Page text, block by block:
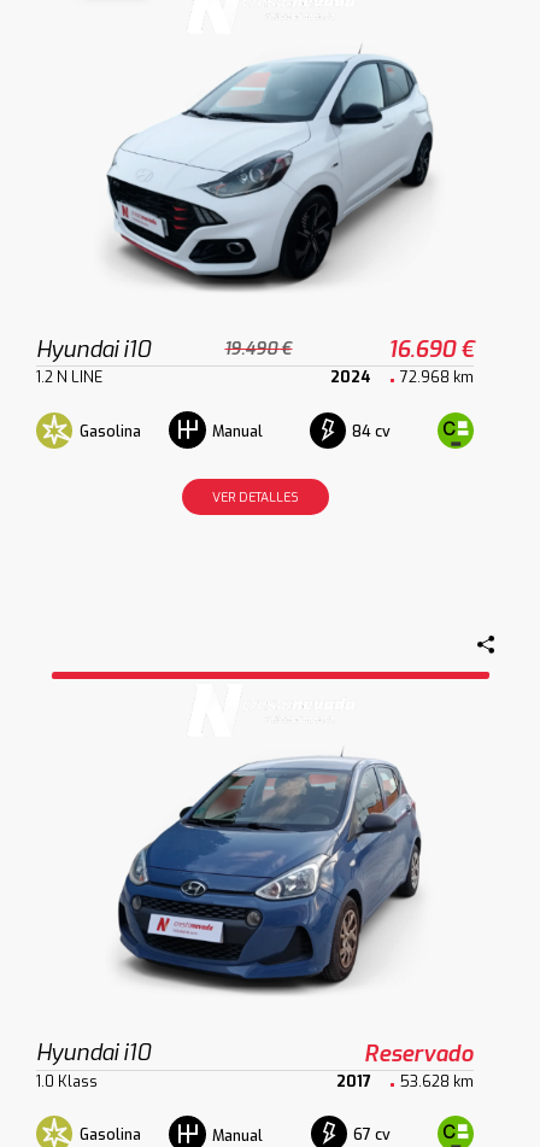
Hyundai i10 19.490 € 16.690 €
1.2 N LINE 2024 72.968 km
Gasolina Manual 84 cv
VER DETALLES
Hyundai i10 Reservado
1.0 Klass 2017 53.628 km
Gasolina Manual 67 cv